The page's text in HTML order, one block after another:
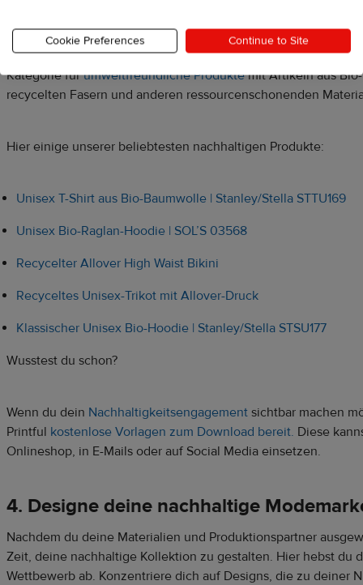
Um nachhaltige Entscheidungen zu erleichtern, bietet Printful
Kategorie fürumweltfreundliche Produktemit Artikeln aus
recycelten Fasern und anderen ressourcenschonenden
Hier einige unserer beliebtesten nachhaltigen Produkte:
Unisex T-Shirt aus Bio-Baumwolle | Stanley/Stella STTU169
Unisex Bio-Raglan-Hoodie | SOL’S 03568
Recycelter Allover High Waist Bikini
Recyceltes Unisex-Trikot mit Allover-Druck
Klassischer Unisex Bio-Hoodie | Stanley/Stella STSU177
Wusstest du schon?
Wenn du dein Nachhaltigkeitsengagement sichtbar machen
Printful kostenlose Vorlagen zum Download bereit. Diese
Onlineshop, in E-Mails oder auf Social Media einsetzen.
4. Designe deine nachhaltige
Nachdem du deine Materialien und Produktionspartner
Zeit, deine nachhaltige Kollektion zu gestalten. Hier hebst du
Wettbewerb ab. Konzentriere dich auf Designs, die zu deiner
Cookie Preferences Continue to Site